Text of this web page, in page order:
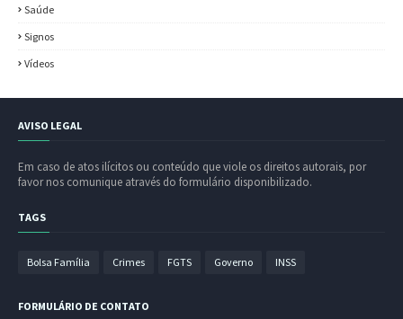
Saúde
Signos
Vídeos
AVISO LEGAL
Em caso de atos ilícitos ou conteúdo que viole os direitos autorais, por
favor nos comunique através do formulário disponibilizado.
TAGS
Bolsa Família Crimes FGTS Governo INSS
FORMULÁRIO DE CONTATO